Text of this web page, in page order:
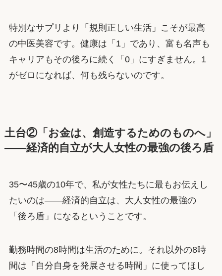
特別なサプリより「規則正しい生活」こそが最高
の中医美容です。健康は「1」であり、富も名声も
キャリアもその後ろに続く「0」にすぎません。1
がゼロになれば、何も残らないのです。
土台②「お金は、創造するためのものへ」
——経済的自立が大人女性の最強の後ろ盾
35〜45歳の10年で、私が女性たちに最もお伝えし
たいのは——経済的自立は、大人女性の最強の
「後ろ盾」になるということです。
勤務時間の8時間は生活のために。それ以外の8時
間は「自分自身を発展させる時間」に使ってほし